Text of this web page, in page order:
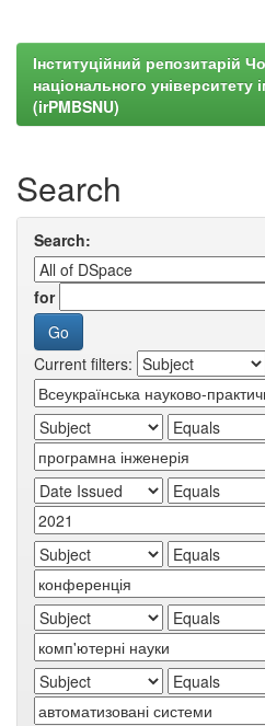
Інституційний репозитарій
національного університету
(irPMBSNU)
Search
Search:
for
Current filters: